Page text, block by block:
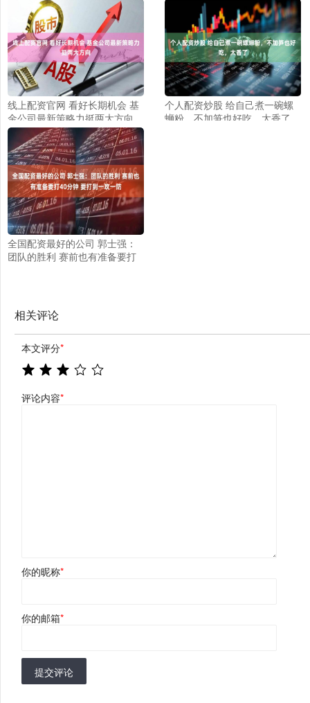
线上配资官网 看好长期机会 基
金公司最新策略力挺两大方向
个人配资炒股 给自己煮一碗螺
蛳粉，不加笋也好吃，太香了
全国配资最好的公司 郭士强：
团队的胜利 赛前也有准备要打
相关评论
本文评分*
评论内容*
你的昵称*
你的邮箱*
提交评论